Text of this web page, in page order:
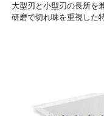
大型刃と小型刃の長所を
研磨で切れ味を重視した